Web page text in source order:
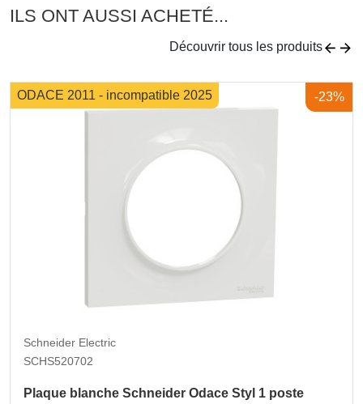
ILS ONT AUSSI ACHETÉ...
Découvrir tous les produits
ODACE 2011 - incompatible 2025 -23%
Schneider Electric
SCHS520702
Plaque blanche Schneider Odace Styl 1 poste